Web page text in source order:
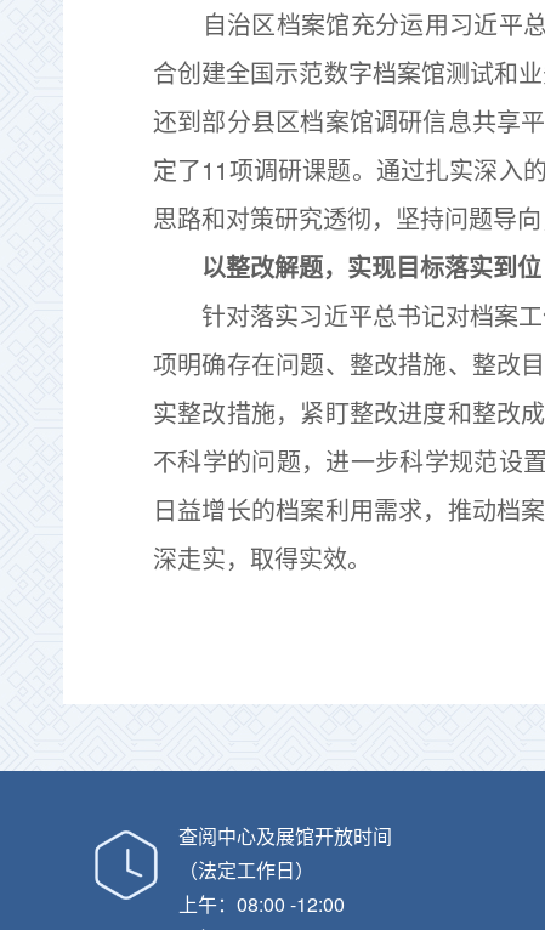
自治区档案馆充分运用习近平总
合创建全国示范数字档案馆测试和
还到部分县区档案馆调研信息共享
定了11项调研课题。通过扎实深入
思路和对策研究透彻，坚持问题导
以整改解题，实现目标落实到位
针对落实习近平总书记对档案工
项明确存在问题、整改措施、整改
实整改措施，紧盯整改进度和整改
不科学的问题，进一步科学规范设
日益增长的档案利用需求，推动档
深走实，取得实效。
查阅中心及展馆开放时间
（法定工作日）
上午：08:00 -12:00